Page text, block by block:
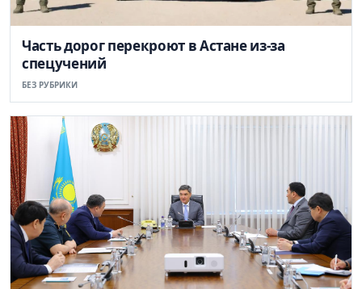
Часть дорог перекроют в Астане из-за
спецучений
БЕЗ РУБРИКИ